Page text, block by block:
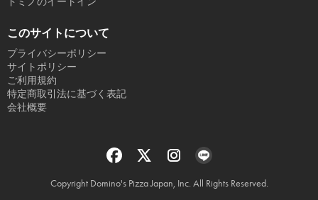
このサイトについて
プライバシーポリシー
サイトポリシー
ご利用規約
特定商取引法に基づく表記
会社概要
Copyright Domino's Pizza Japan, Inc. All Rights Reserved.